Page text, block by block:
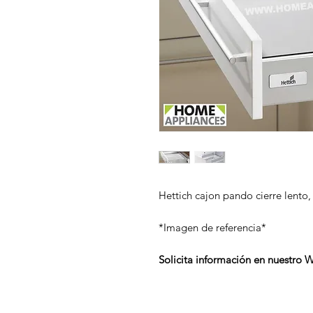
Hettich cajon pando cierre lento,
*Imagen de referencia*
Solicita información en nuestro